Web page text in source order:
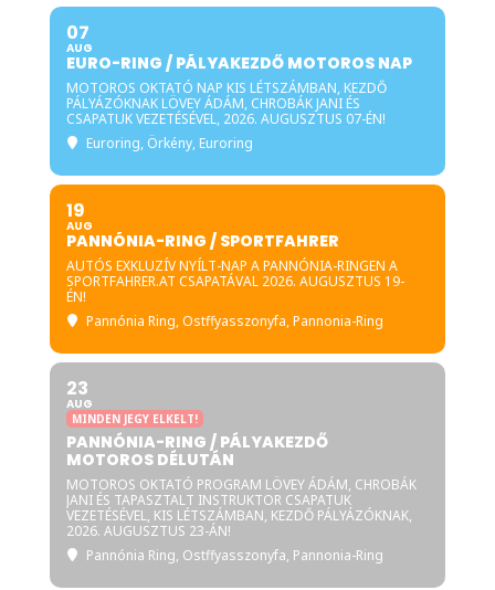
07
AUG
EURO-RING / PÁLYAKEZDŐ MOTOROS NAP
MOTOROS OKTATÓ NAP KIS LÉTSZÁMBAN, KEZDŐ
PÁLYÁZÓKNAK LÖVEY ÁDÁM, CHROBÁK JANI ÉS
CSAPATUK VEZETÉSÉVEL, 2026. AUGUSZTUS 07-ÉN!
Euroring, Örkény, Euroring
19
AUG
PANNÓNIA-RING / SPORTFAHRER
AUTÓS EXKLUZÍV NYÍLT-NAP A PANNÓNIA-RINGEN A
SPORTFAHRER.AT CSAPATÁVAL 2026. AUGUSZTUS 19-
ÉN!
Pannónia Ring, Ostffyasszonyfa, Pannonia-Ring
23
AUG
MINDEN JEGY ELKELT!
PANNÓNIA-RING / PÁLYAKEZDŐ
MOTOROS DÉLUTÁN
MOTOROS OKTATÓ PROGRAM LÖVEY ÁDÁM, CHROBÁK
JANI ÉS TAPASZTALT INSTRUKTOR CSAPATUK
VEZETÉSÉVEL, KIS LÉTSZÁMBAN, KEZDŐ PÁLYÁZÓKNAK,
2026. AUGUSZTUS 23-ÁN!
Pannónia Ring, Ostffyasszonyfa, Pannonia-Ring